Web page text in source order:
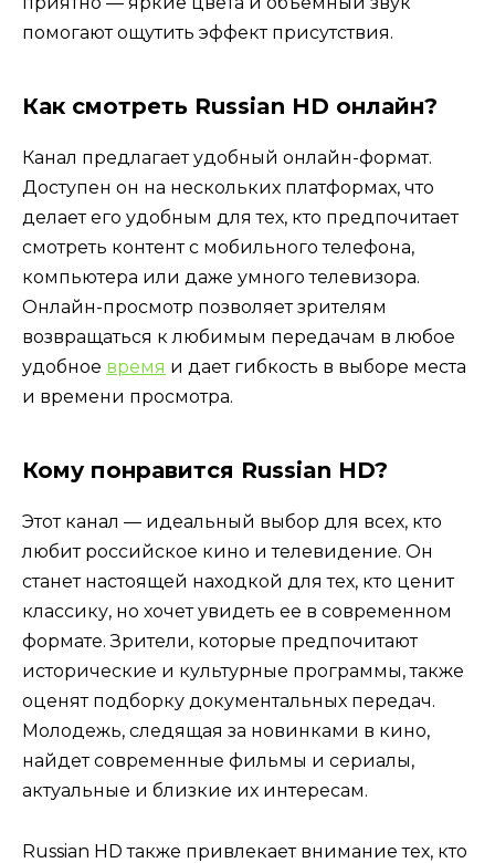
помогают ощутить эффект присутствия.
Как смотреть Russian HD онлайн?
Канал предлагает удобный онлайн-формат.
Доступен он на нескольких платформах, что
делает его удобным для тех, кто предпочитает
смотреть контент с мобильного телефона,
компьютера или даже умного телевизора.
Онлайн-просмотр позволяет зрителям
возвращаться к любимым передачам в любое
удобное время и дает гибкость в выборе места
и времени просмотра.
Кому понравится Russian HD?
Этот канал — идеальный выбор для всех, кто
любит российское кино и телевидение. Он
станет настоящей находкой для тех, кто ценит
классику, но хочет увидеть ее в современном
формате. Зрители, которые предпочитают
исторические и культурные программы, также
оценят подборку документальных передач.
Молодежь, следящая за новинками в кино,
найдет современные фильмы и сериалы,
актуальные и близкие их интересам.
Russian HD также привлекает внимание тех, кто